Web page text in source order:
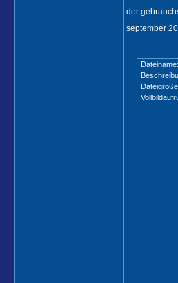
der
september
Dateiname: